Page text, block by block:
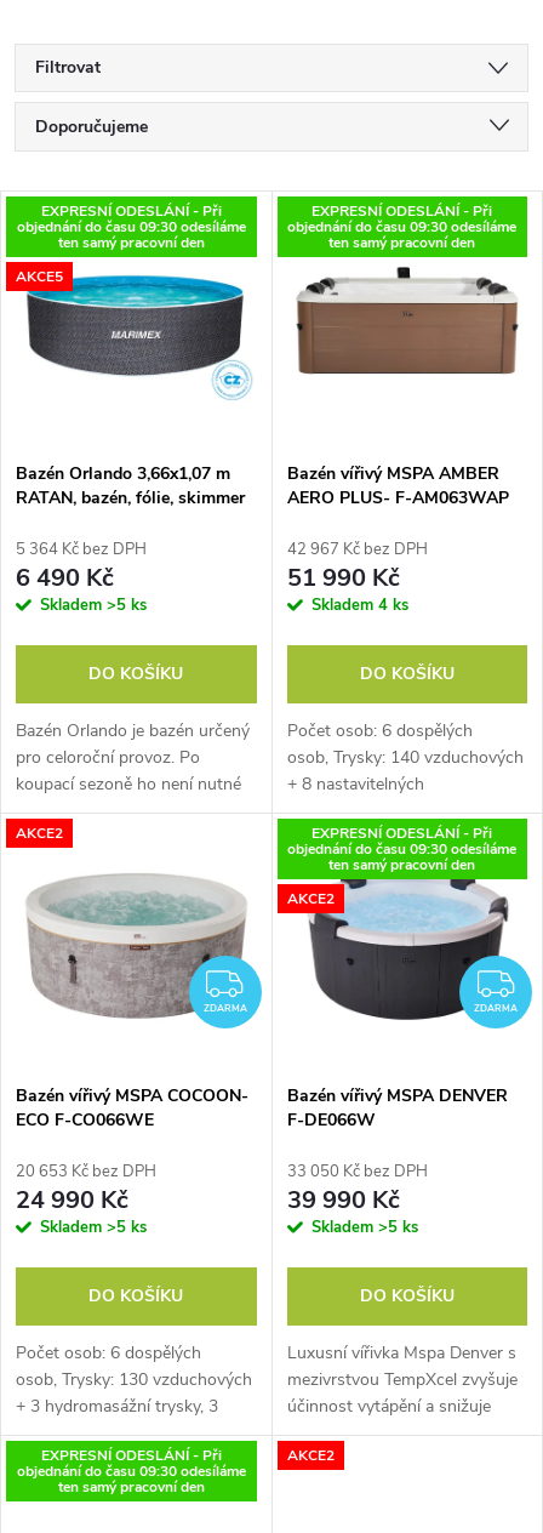
Filtrovat
Ř
a
z
e
n
p
r
o
u
k
t
ů
Doporučujeme
Nejdražší
Nejprodávanější
Abecedně
V
ý
p
s
p
r
o
d
u
k
t
ů
EXPRESNÍ ODESLÁNÍ - Při
objednání do času 09:30 odesíláme
ten samý pracovní den
AKCE5
Bazén Orlando 3,66x1,07 m
RATAN, bazén, fólie, skimmer
5 364 Kč bez DPH
6 490 Kč
Skladem >5 ks
DO KOŠÍKU
Bazén Orlando je bazén určený
pro celoroční provoz. Po
koupací sezoně ho není nutné
rozebírat a uklízet, ale stačí jej
patřičně zazimovat a další rok
EXPRESNÍ ODESLÁNÍ - Při
objednání do času 09:30 odesíláme
ten samý pracovní den
Bazén vířivý MSPA AMBER
AERO PLUS- F-AM063WAP
42 967 Kč bez DPH
51 990 Kč
Skladem 4 ks
DO KOŠÍKU
Počet osob: 6 dospělých
osob, Trysky: 140 vzduchových
+ 8 nastavitelných
hydromasážních
trysek, Filtrační jednotka:
externí, Externí ovládací panel s
OLED...
AKCE2
ZDARMA
ZDARMA
Bazén vířivý MSPA COCOON-
ECO F-CO066WE
20 653 Kč bez DPH
24 990 Kč
Skladem >5 ks
DO KOŠÍKU
Počet osob: 6 dospělých
osob, Trysky: 130 vzduchových
+ 3 hydromasážní trysky, 3
úrovně nastavení rychlosti
proudění perličkové
masáže, Ovládání vířivky...
EXPRESNÍ ODESLÁNÍ - Při
objednání do času 09:30 odesíláme
ten samý pracovní den
AKCE2
ZDARMA
Bazén vířivý MSPA DENVER
F-DE066W
33 050 Kč bez DPH
39 990 Kč
Skladem >5 ks
DO KOŠÍKU
Luxusní vířivka Mspa Denver s
mezivrstvou TempXcel zvyšuje
účinnost vytápění a snižuje
spotřebu tepla - funguje jako
ochranný "polštář". Jedná se o
EXPRESNÍ ODESLÁNÍ - Při
objednání do času 09:30 odesíláme
ten samý pracovní den
AKCE2